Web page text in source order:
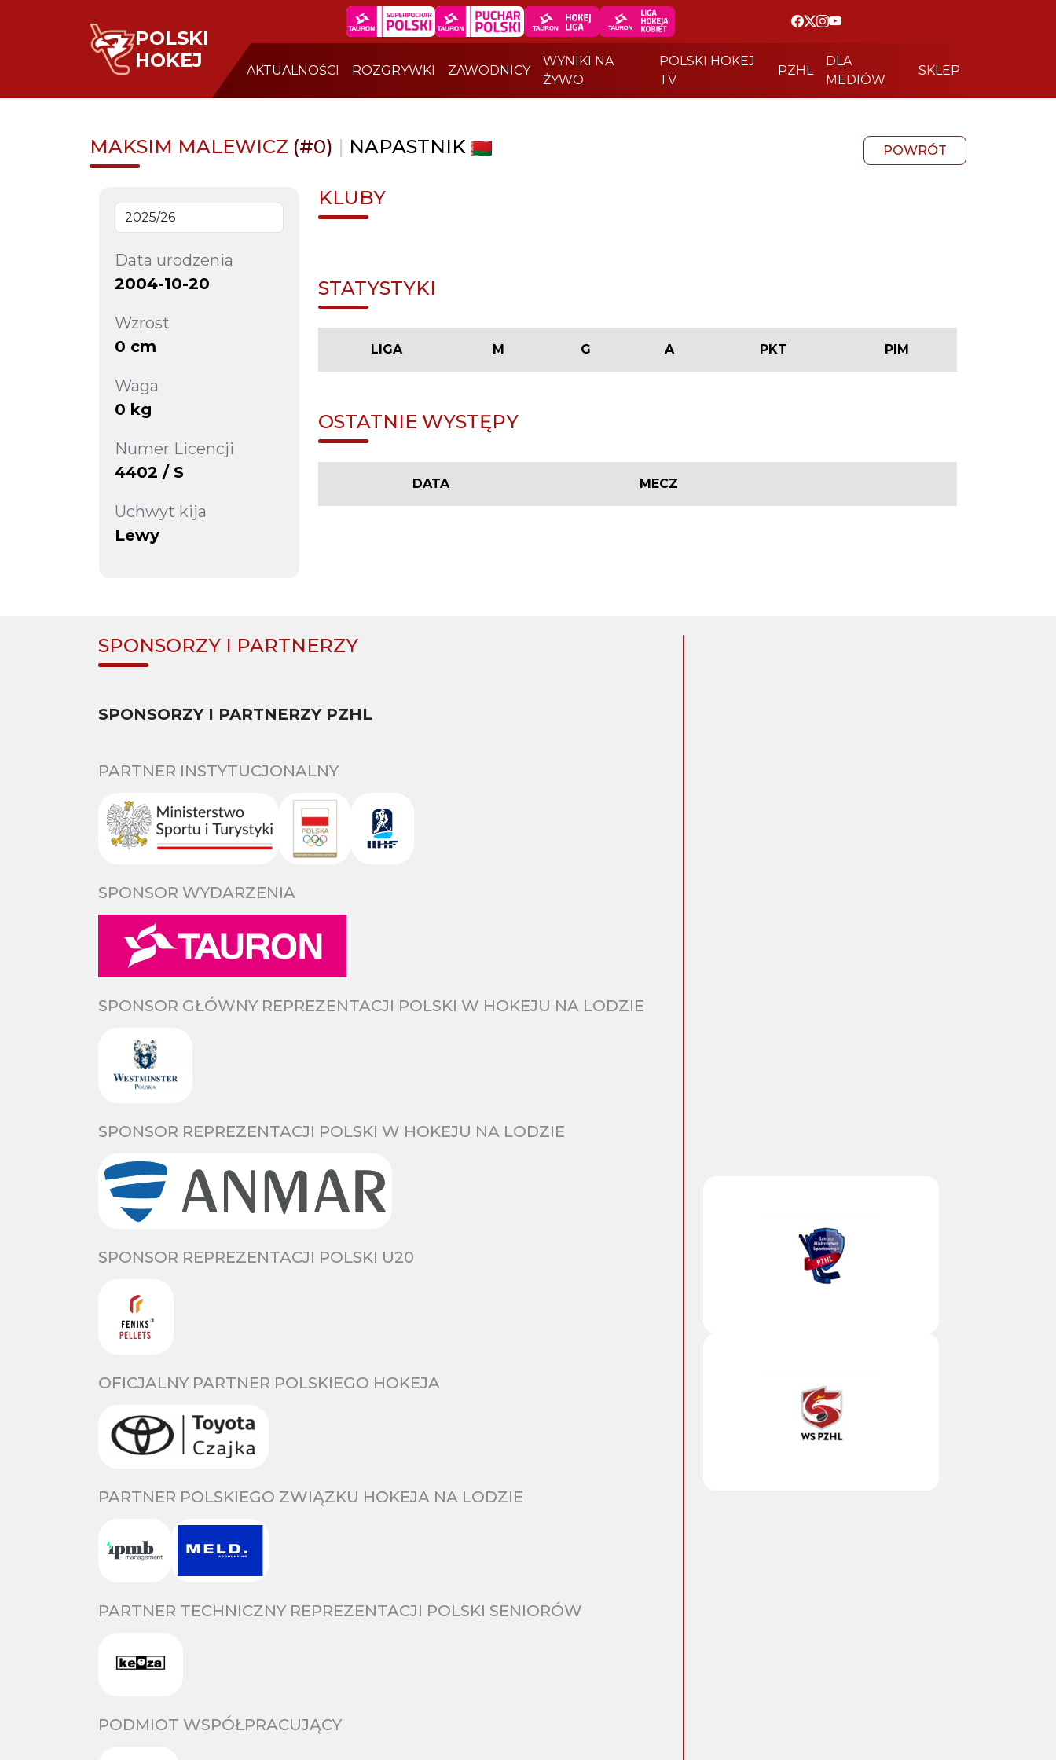
POLSKI
HOKEJ
AKTUALNOŚCI ROZGRYWKI ZAWODNICY
WYNIKI NA
ŻYWO
POLSKI HOKEJ
TV
PZHL
DLA
MEDIÓW
SKLEP
MAKSIM MALEWICZ (#0) | NAPASTNIK POWRÓT
Data urodzenia
2004-10-20
Wzrost
0 cm
Waga
0 kg
Numer Licencji
4402 / S
Uchwyt kija
Lewy
KLUBY
STATYSTYKI
LIGA M G A PKT PIM
OSTATNIE WYSTĘPY
DATA MECZ
SPONSORZY I PARTNERZY
SPONSORZY I PARTNERZY PZHL
PARTNER INSTYTUCJONALNY
SPONSOR WYDARZENIA
SPONSOR GŁÓWNY REPREZENTACJI POLSKI W HOKEJU NA LODZIE
SPONSOR REPREZENTACJI POLSKI W HOKEJU NA LODZIE
SPONSOR REPREZENTACJI POLSKI U20
OFICJALNY PARTNER POLSKIEGO HOKEJA
PARTNER POLSKIEGO ZWIĄZKU HOKEJA NA LODZIE
PARTNER TECHNICZNY REPREZENTACJI POLSKI SENIORÓW
PODMIOT WSPÓŁPRACUJĄCY